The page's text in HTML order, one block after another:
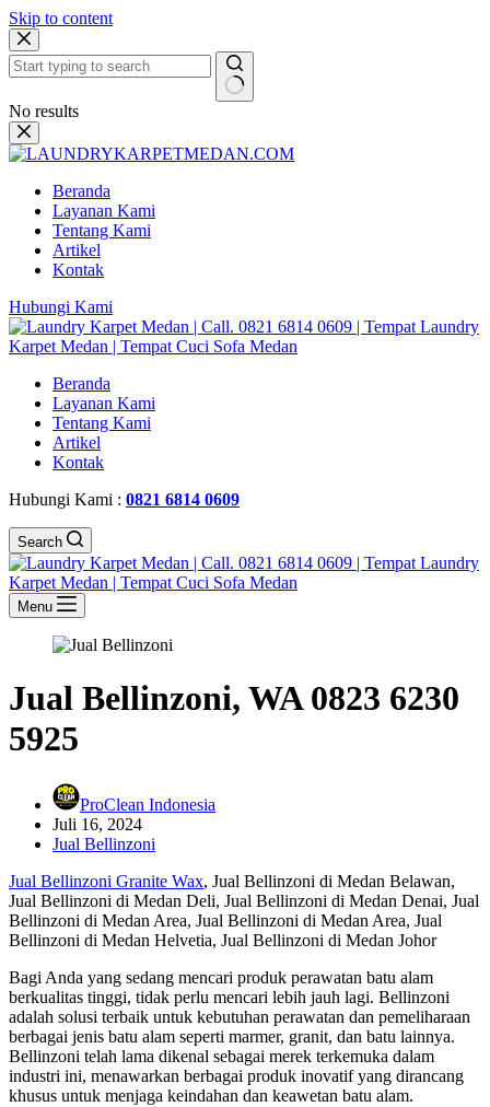
Skip to content
No results
Beranda
Layanan Kami
Tentang Kami
Artikel
Kontak
Hubungi Kami
Beranda
Layanan Kami
Tentang Kami
Artikel
Kontak
Hubungi Kami : 0821 6814 0609
Search
Menu
Jual Bellinzoni, WA 0823 6230
5925
ProClean Indonesia
Juli 16, 2024
Jual Bellinzoni
Jual Bellinzoni Granite Wax, Jual Bellinzoni di Medan Belawan,
Jual Bellinzoni di Medan Deli, Jual Bellinzoni di Medan Denai, Jual
Bellinzoni di Medan Area, Jual Bellinzoni di Medan Area, Jual
Bellinzoni di Medan Helvetia, Jual Bellinzoni di Medan Johor
Bagi Anda yang sedang mencari produk perawatan batu alam
berkualitas tinggi, tidak perlu mencari lebih jauh lagi. Bellinzoni
adalah solusi terbaik untuk kebutuhan perawatan dan pemeliharaan
berbagai jenis batu alam seperti marmer, granit, dan batu lainnya.
Bellinzoni telah lama dikenal sebagai merek terkemuka dalam
industri ini, menawarkan berbagai produk inovatif yang dirancang
khusus untuk menjaga keindahan dan keawetan batu alam.